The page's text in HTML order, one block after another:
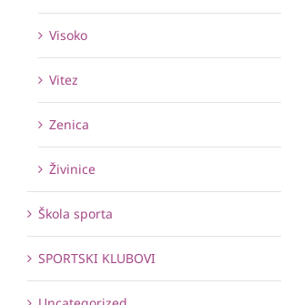
Visoko
Vitez
Zenica
Živinice
Škola sporta
SPORTSKI KLUBOVI